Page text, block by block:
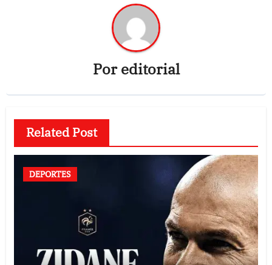
Poreditorial
Related Post
DEPORTES